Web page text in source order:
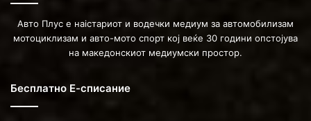
Авто Плус е наістариот и водечки медиум за автомобилизам
мотоциклизам и авто-мото спорт кој веќе 30 години опстојува
на македонскиот медиумски простор.
Бесплатно Е-списание